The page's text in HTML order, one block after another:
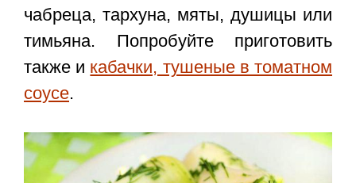
чабреца, тархуна, мяты, душицы или
тимьяна. Попробуйте приготовить
также и кабачки, тушеные в томатном
соусе.